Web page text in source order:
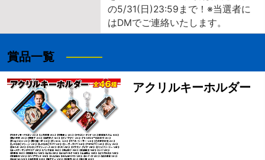
の5/31(日)23:59まで！※当選者に
はDMでご連絡いたします。
賞品一覧
アクリルキーホルダー